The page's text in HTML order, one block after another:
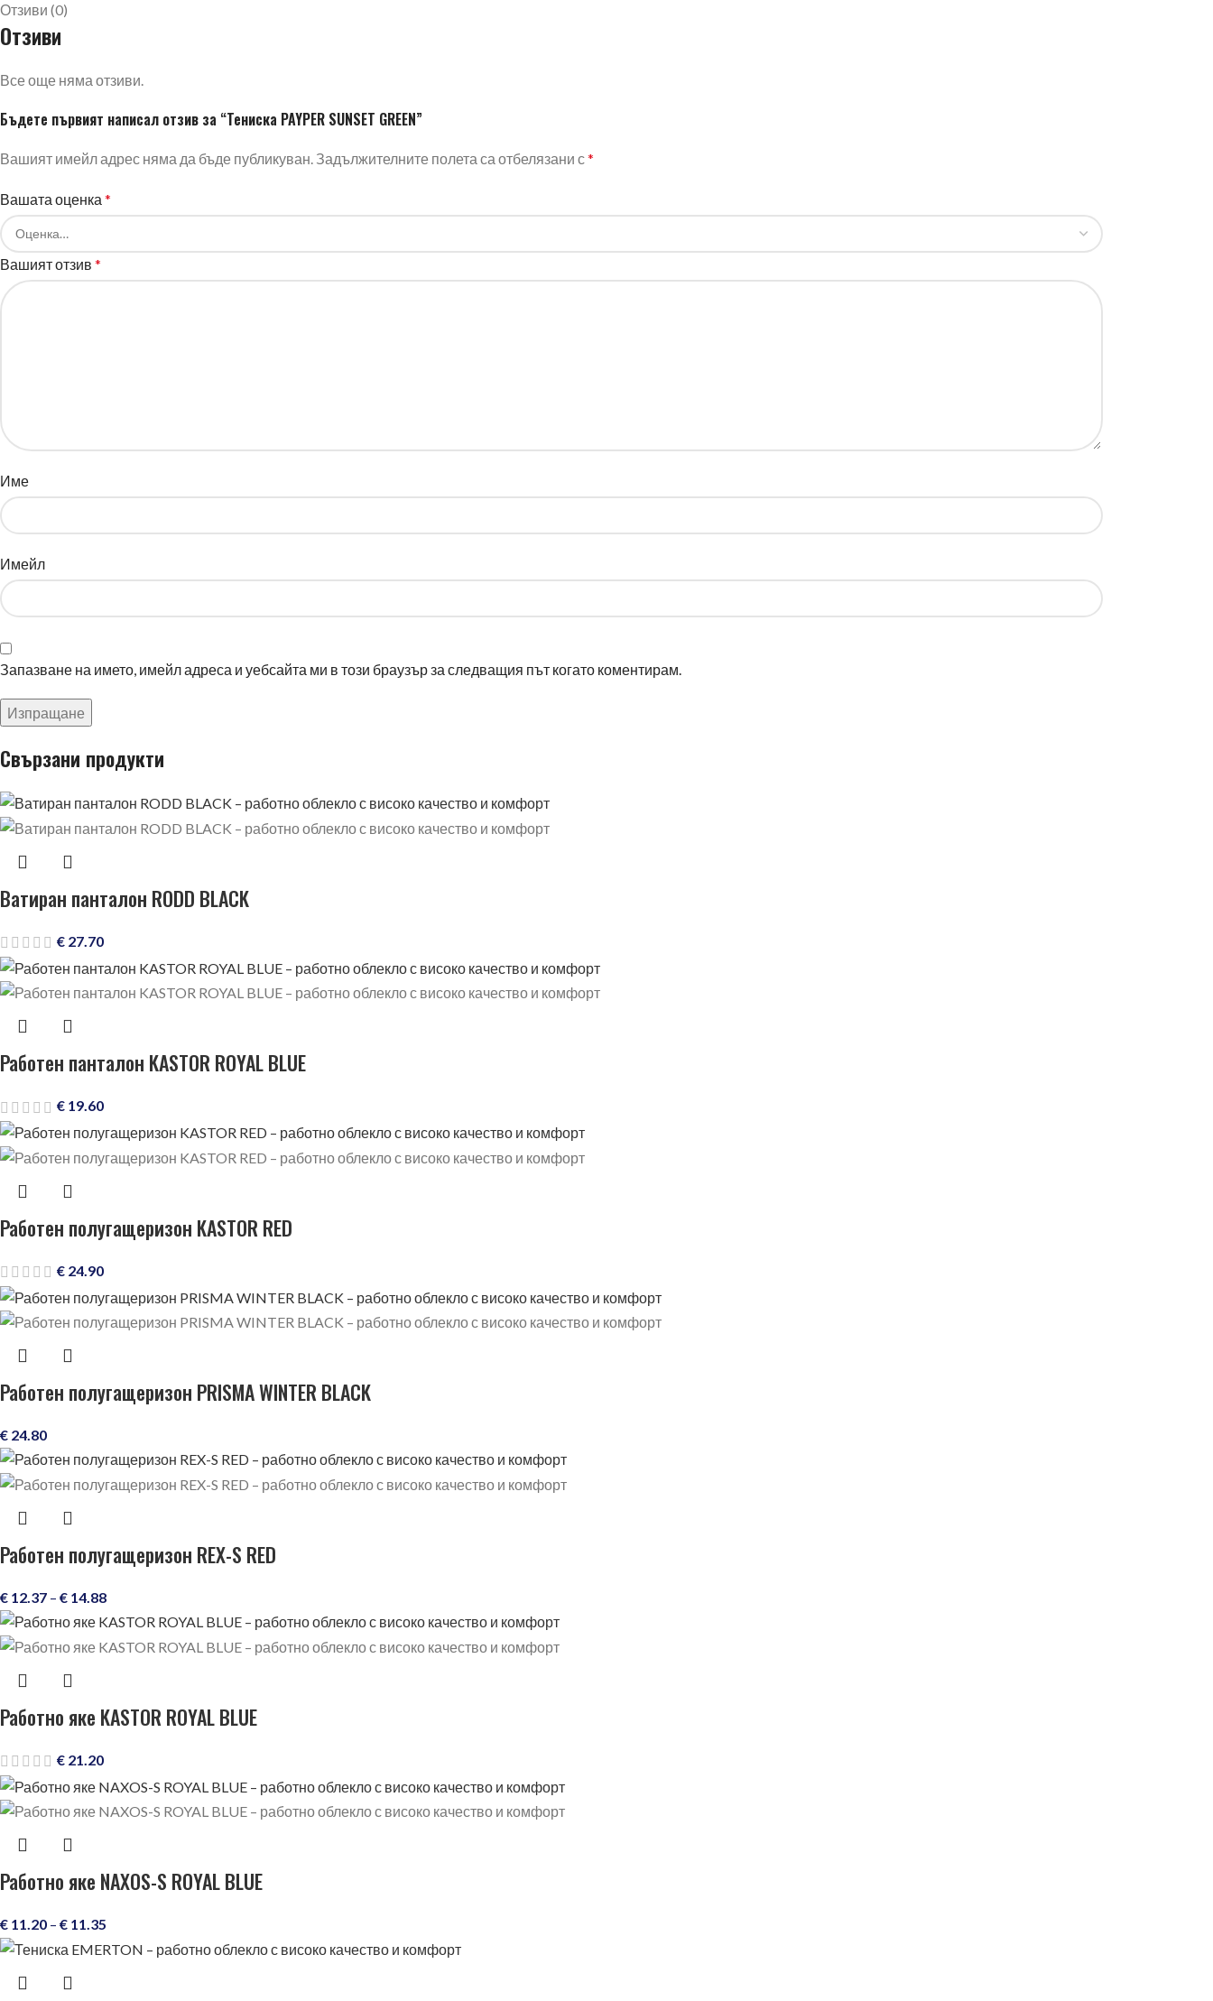
Отзиви (0)
Отзиви
Все още няма отзиви.
Бъдете първият написал отзив за “Тениска PAYPER SUNSET GREEN”
Вашият имейл адрес няма да бъде публикуван. Задължителните полета са отбелязани с*
Вашата оценка *
Вашият отзив *
Име
Имейл
Запазване на името, имейл адреса и уебсайта ми в този браузър за следващия път когато коментирам.
Свързани продукти
Ватиран панталон RODD BLACK
€ 27.70
Работен панталон KASTOR ROYAL BLUE
€ 19.60
Работен полугащеризон KASTOR RED
€ 24.90
Работен полугащеризон PRISMA WINTER BLACK
€ 24.80
Работен полугащеризон REX-S RED
€ 12.37 – € 14.88
Работно яке KASTOR ROYAL BLUE
€ 21.20
Работно яке NAXOS-S ROYAL BLUE
€ 11.20 – € 11.35